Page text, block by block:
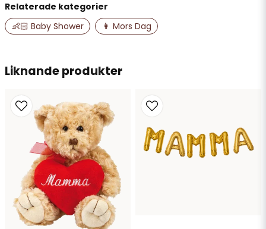
name
Namn
email
Mejladress
Ja, ni får publicera min fråga
Liknande produkter
Relaterade kategorier
👶🏻 Baby Shower
👩 Mors Dag